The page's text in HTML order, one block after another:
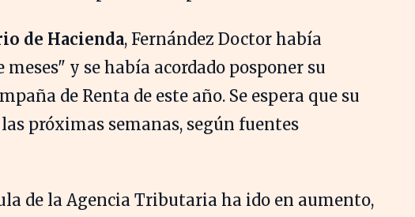
de Hacienda, Fernández Doctor había
y se había acordado posponer su
de Renta de este año. Se espera que su
próximas semanas, según fuentes
de la Agencia Tributaria ha ido en aumento,